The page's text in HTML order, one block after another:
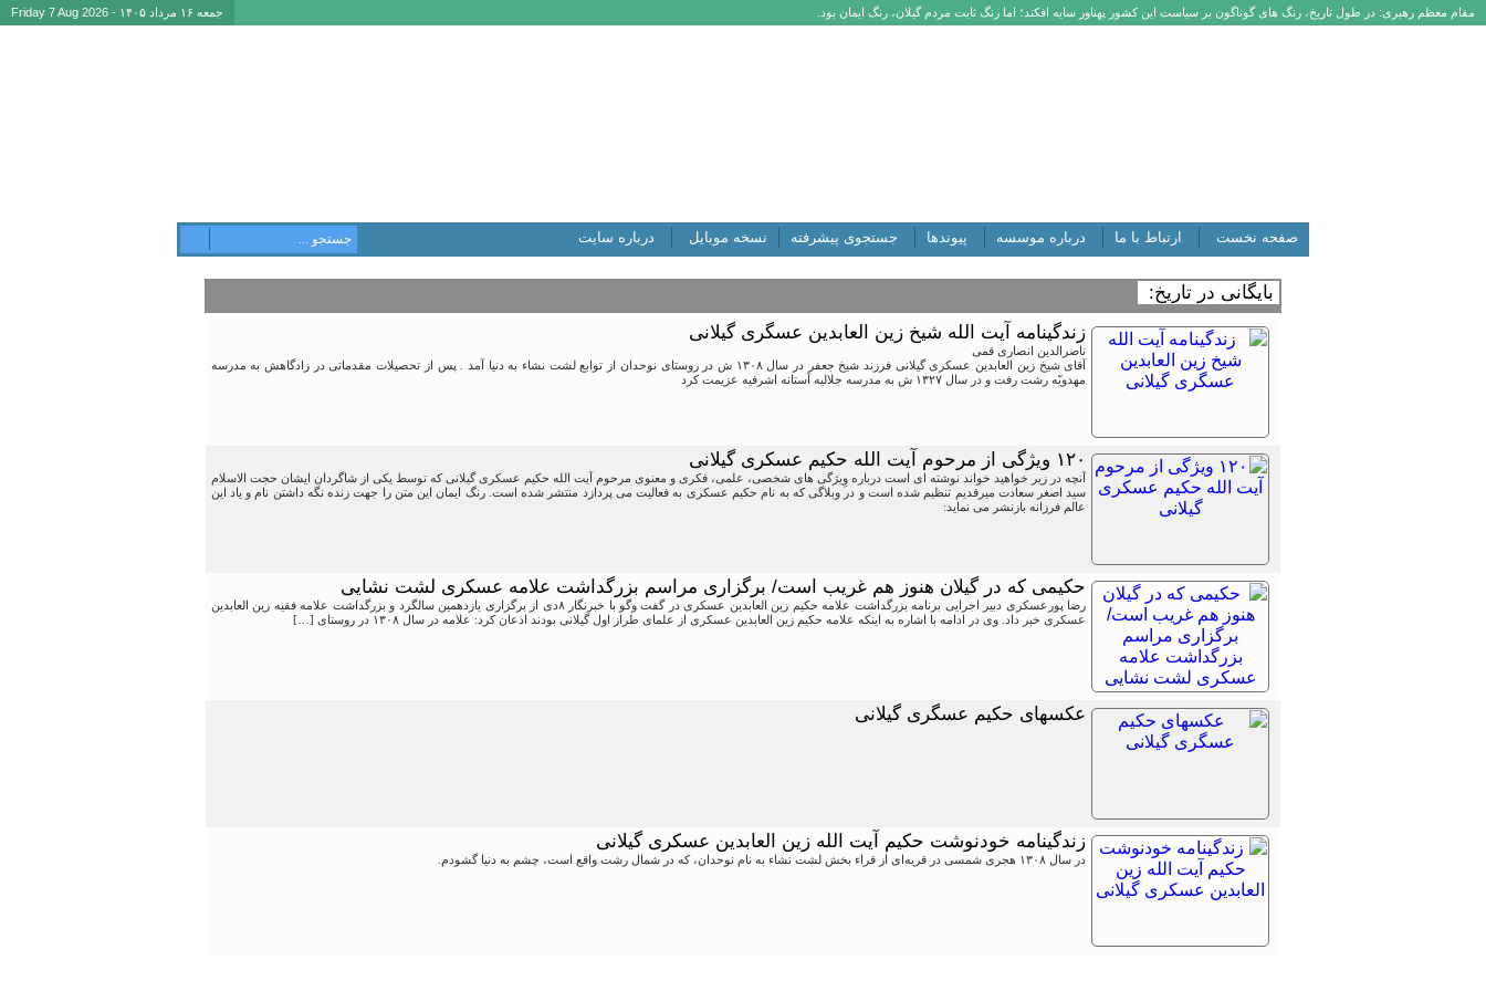
مقام معظم رهبری: در طول تاریخ، رنگ های گوناگون بر سیاست این کشور پهناور سایه افکند؛ اما رنگ ثابت مردم گیلان، رنگ ایمان بود. جمعه ۱۶ مرداد ۱۴۰۵ - Friday 7 Aug 2026
صفحه نخست ارتباط با ما درباره موسسه پیوندها جستجوی پیشرفته نسخه موبایل درباره سایت
بایگانی در تاریخ:
زندگینامه آیت الله شیخ زین العابدین عسگری گیلانی
ناصرالدین انصاری قمی
آقای شیخ زین العابدین عسکری گیلانی فرزند شیخ جعفر در سال ۱۳۰۸ ش در روستای نوحدان از توابع لشت نشاء به دنیا آمد . پس از تحصیلات مقدماتی در زادگاهش به مدرسه
مهدویّه رشت رفت و در سال ۱۳۲۷ ش به مدرسه جلالیه آستانه اشرفیه عزیمت کرد
۱۲۰ ویژگی از مرحوم آیت الله حکیم عسکری گیلانی
آنچه در زیر خواهید خواند نوشته ای است درباره وِیژگی های شخصی، علمی، فکری و معنوی مرحوم آیت الله حکیم عسکری گیلانی که توسط یکی از شاگردان ایشان حجت الاسلام
سید اصغر سعادت میرقدیم تنظیم شده است و در وبلاگی که به نام حکیم عسکری به فعالیت می پردازد منتشر شده است. رنگ ایمان این متن را جهت زنده نگه داشتن نام و یاد این
عالم فرزانه بازنشر می نماید:
حکیمی که در گیلان هنوز هم غریب است/ برگزاری مراسم بزرگداشت علامه عسکری لشت نشایی
رضا پورعسکری دبیر اجرایی برنامه بزرگداشت علامه حکیم زین العابدین عسکری در گفت وگو با خبرنگار ۸دی از برگزاری یازدهمین سالگرد و بزرگداشت علامه فقیه زین العابدین
عسکری خبر داد. وی در ادامه با اشاره به اینکه علامه حکیم زین العابدین عسکری از علمای طراز اول گیلانی بودند اذعان کرد: علامه در سال ۱۳۰۸ در روستای […]
عکسهای حکیم عسگری گیلانی
زندگینامه خودنوشت حکیم آیت الله زین العابدین عسکری گیلانی
در سال ۱۳۰۸ هجری شمسی در قریه‌ای از قراء بخش لشت نشاء به نام نوحدان، که در شمال رشت واقع است، چشم به دنیا گشودم.